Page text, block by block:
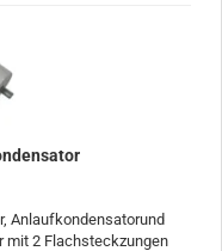
Anlaufkondensatorund
2 Flachsteckzungen